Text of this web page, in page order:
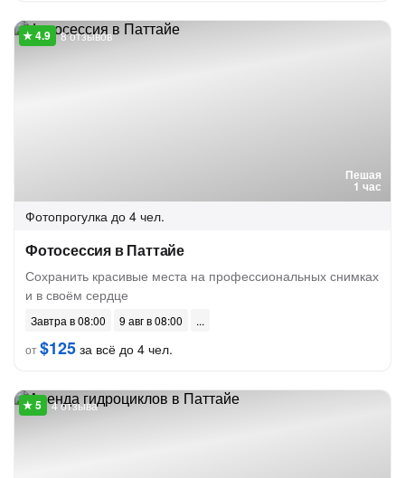
Пешая
1 час
8 отзывов
Фотопрогулка до 4 чел.
Фотосессия в Паттайе
Сохранить красивые места на профессиональных снимках
и в своём сердце
Завтра в 08:00
9 авг в 08:00
от$125 за всё до 4 чел.
4 отзыва